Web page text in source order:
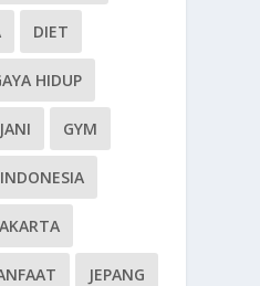
DIET
HIDUP
GYM
INDONESIA
JEPANG